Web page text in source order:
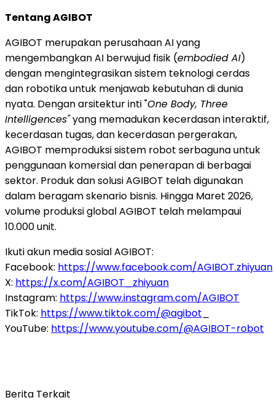
Tentang AGIBOT
AGIBOT merupakan perusahaan AI yang
mengembangkan AI berwujud fisik (embodied AI)
dengan mengintegrasikan sistem teknologi cerdas
dan robotika untuk menjawab kebutuhan di dunia
nyata. Dengan arsitektur inti "One Body, Three
Intelligences"yang memadukan kecerdasan interaktif,
kecerdasan tugas, dan kecerdasan pergerakan,
AGIBOT memproduksi sistem robot serbaguna untuk
penggunaan komersial dan penerapan di berbagai
sektor. Produk dan solusi AGIBOT telah digunakan
dalam beragam skenario bisnis. Hingga Maret 2026,
volume produksi global AGIBOT telah melampaui
10.000 unit.
Ikuti akun media sosial AGIBOT:
Facebook: https://www.facebook.com/AGIBOT.zhiyuan
X: https://x.com/AGIBOT_zhiyuan
Instagram: https://www.instagram.com/AGIBOT
TikTok: https://www.tiktok.com/@agibot
YouTube: https://www.youtube.com/@AGIBOT-robot
Berita Terkait